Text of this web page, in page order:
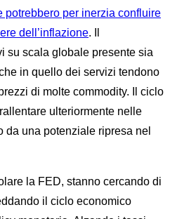
potrebbero per inerzia confluire
dell’inflazione. Il
su scala globale presente sia
in quello dei servizi tendono
di molte commodity. Il ciclo
ulteriormente nelle
da una potenziale ripresa nel
la FED, stanno cercando di
il ciclo economico